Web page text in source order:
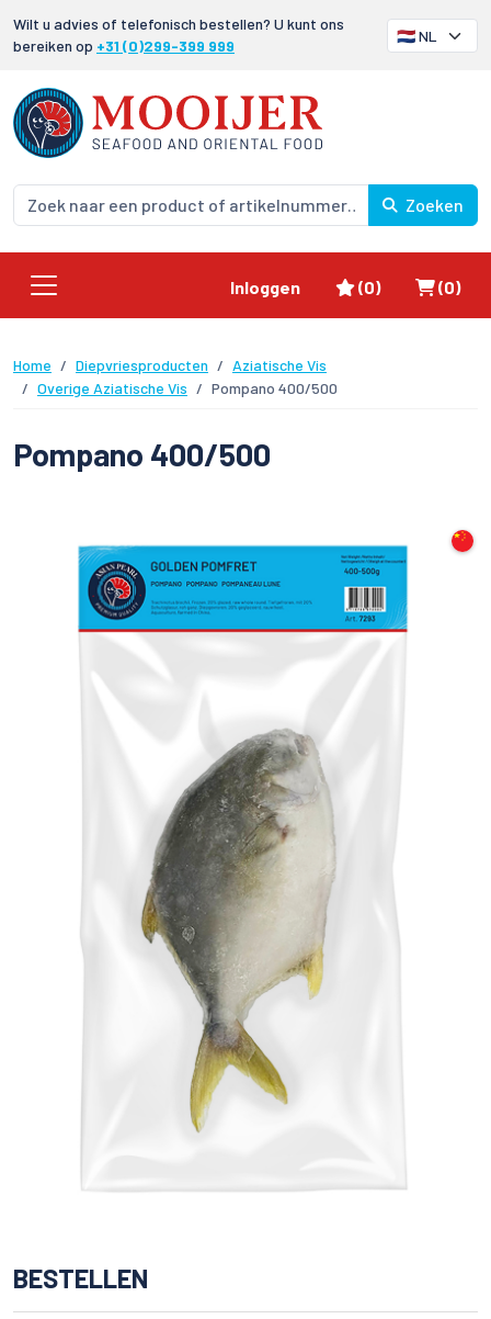
Wilt u advies of telefonisch bestellen? U kunt ons
bereiken op +31 (0)299-399 999
Zoeken
Inloggen Favorieten
(0) (0)
Home Diepvriesproducten
Aziatische Vis
Overige Aziatische Vis
Pompano 400/500
Pompano 400/500
BESTELLEN